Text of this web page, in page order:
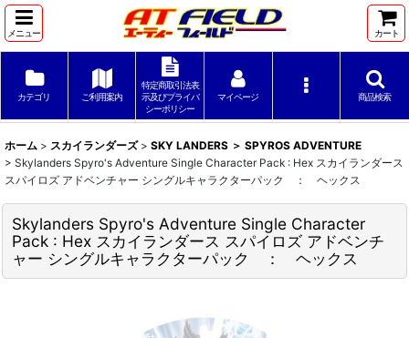
メニュー カート
カテゴリ ご利用案内
特定商取引法表
示及びプライバ
シーポリシー
マイページ 商品検索
ホーム > スカイランダーズ > SKY LANDERS ＞ SPYROS ADVENTURE
> Skylanders Spyro's Adventure Single Character Pack : Hex スカイランダース
スパイロズ アドベンチャー シングルキャラクターパック ： ヘックス
Skylanders Spyro's Adventure Single Character
Pack : Hex スカイランダース スパイロズ アドベンチ
ャー シングルキャラクターパック ： ヘックス